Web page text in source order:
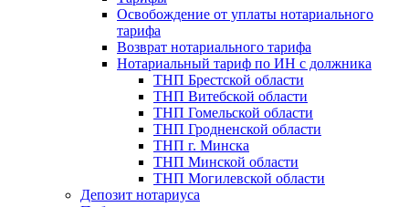
Освобождение от уплаты нотариального
тарифа
Возврат нотариального тарифа
Нотариальный тариф по ИН с должника
ТНП Брестской области
ТНП Витебской области
ТНП Гомельской области
ТНП Гродненской области
ТНП г. Минска
ТНП Минской области
ТНП Могилевской области
Депозит нотариуса